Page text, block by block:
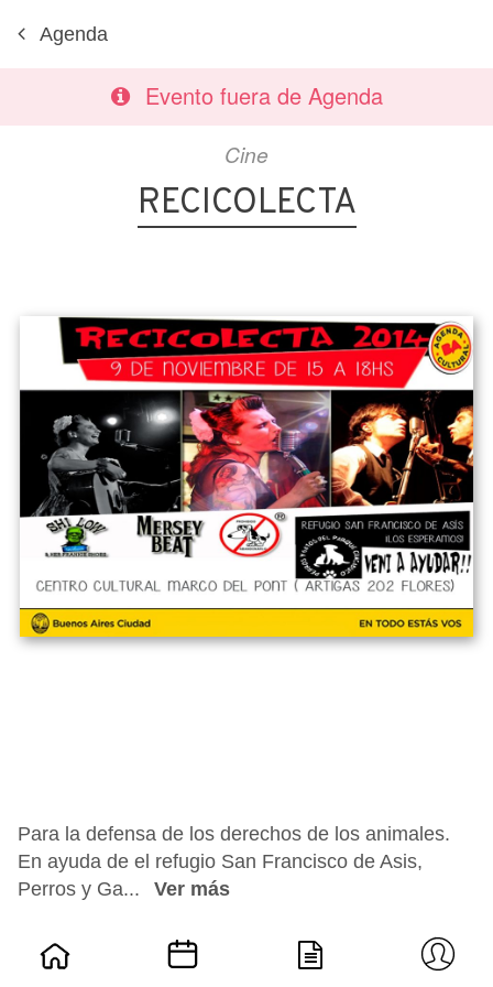
Agenda
Evento fuera de Agenda
Cine
RECICOLECTA
Para la defensa de los derechos de los animales.
En ayuda de el refugio San Francisco de Asis,
Perros y Ga...
Ver más